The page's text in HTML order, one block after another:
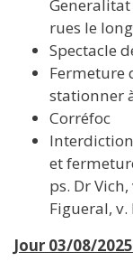
rues le
Spectacle
Fermeture
stationner
Corréfoc
et
ps. Dr
Figueral, v.
Jour 03/08/2025